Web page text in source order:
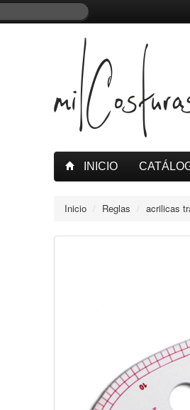
INICIO
Inicio / Reglas / acrilicas